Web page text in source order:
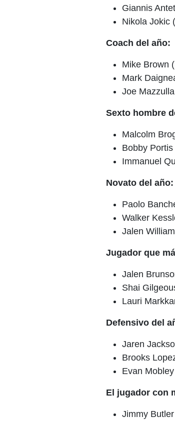
Giannis
Nikola Jokic
Coach del año:
Mike Brown
Mark
Joe
Sexto hombre
Malcolm
Bobby
Immanuel
Novato del año:
Paolo
Walker
Jalen
Jugador que
Jalen
Shai
Lauri
Defensivo del
Jaren
Brooks
Evan
El jugador con
Jimmy